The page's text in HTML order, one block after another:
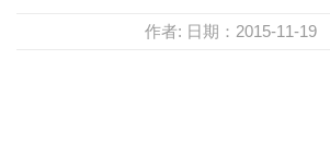
作者: 日期：2015-11-19